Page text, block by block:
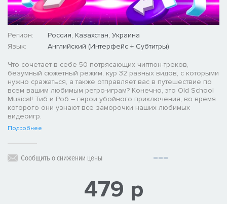
Регион:
Россия, Казахстан, Украина
Язык:
Английский (Интерфейс + Субтитры)
Что сочетает в себе 50 потрясающих чиптюн-треков,
безумный сюжетный режим, кур 32 разных видов, с которыми
нужно сражаться, а также отправляет вас в путешествие по
всем вашим любимым ретро-играм? Конечно, это Old School
Musical! Тиб и Роб – герои убойного приключения, во время
которого они узнают все заморочки наших любимых
видеоигр.
Подробнее
Сообщить о снижении цены
479 р